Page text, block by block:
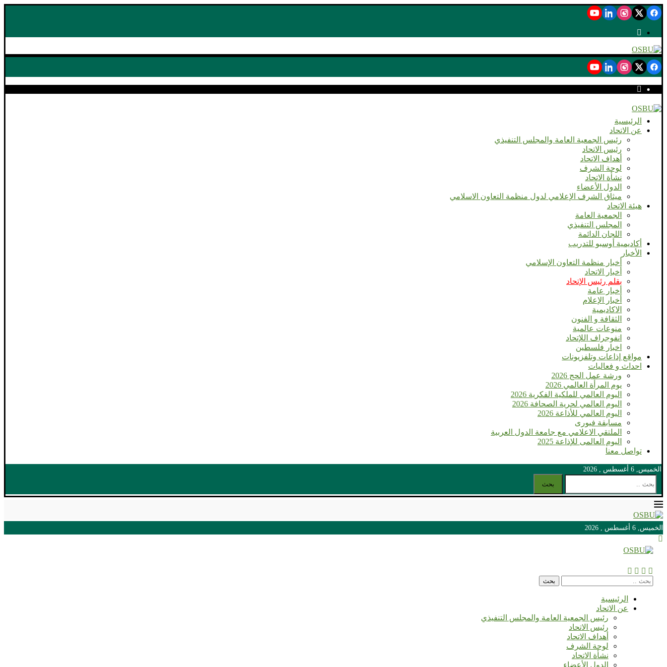
الرئيسية
عن الاتحاد
رئيس الجمعية العامة والمجلس التنفيذي
رئيس الاتحاد
أهداف الاتحاد
لوحة الشرف
نشأة الاتحاد
الدول الأعضاء
ميثاق الشرف الإعلامي لدول منظمة التعاون الاسلامي
هيئة الاتحاد
الجمعية العامة
المجلس التنفيذي
اللجان الدائمة
أكاديمية أوسبو للتدريب
الأخبار
أخبار منظمة التعاون الإسلامي
أخبار الاتحاد
بقلم رئيس الإتحاد
أخبار عامة
أخبار الإعلام
الاكاديمية
الثقافة و الفنون
منوعات عالمية
انفوجراف اللإتحاد
اخبار فلسطين
مواقع إذاعات وتلفزيونات
احداث و فعاليات
ورشة عمل الحج 2026
يوم المرأة العالمي 2026
اليوم العالمي للملكية الفكرية 2026
اليوم العالمي لحرية الصحافة 2026
اليوم العالمي للأذاعة 2026
مسابقة فيورى
الملتقي الاعلامي مع جامعة الدول العربية
اليوم العالمى للإذاعة 2025
تواصل معنا
الخميس, 6 أغسطس , 2026
بحث
الخميس, 6 أغسطس , 2026
بحث
الرئيسية
عن الاتحاد
رئيس الجمعية العامة والمجلس التنفيذي
رئيس الاتحاد
أهداف الاتحاد
لوحة الشرف
نشأة الاتحاد
الدول الأعضاء